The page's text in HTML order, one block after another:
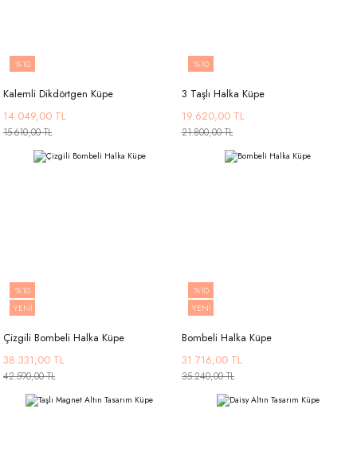
%10
Kalemli Dikdörtgen Küpe
14.049,00 TL
15.610,00 TL
%10
3 Taşlı Halka Küpe
19.620,00 TL
21.800,00 TL
%10
YENİ
Çizgili Bombeli Halka Küpe
38.331,00 TL
42.590,00 TL
%10
YENİ
Bombeli Halka Küpe
31.716,00 TL
35.240,00 TL